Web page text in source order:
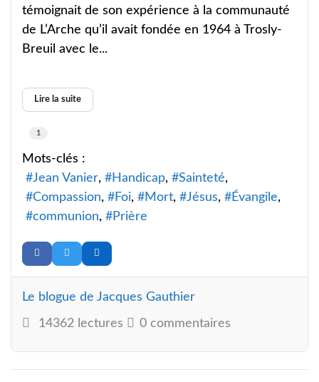
témoignait de son expérience à la communauté
de L’Arche qu’il avait fondée en 1964 à Trosly-
Breuil avec le...
Lire la suite
1
Mots-clés :
Jean Vanier
Handicap
Sainteté
Compassion
Foi Mort Jésus
Évangile
communion
Prière
Le blogue de Jacques Gauthier
14362 lectures 0 commentaires